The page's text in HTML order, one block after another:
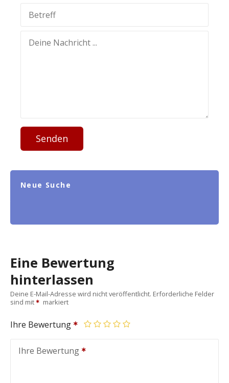
Senden
Neue Suche
Eine Bewertung
hinterlassen
Deine E-Mail-Adresse wird nicht veröffentlicht. Erforderliche Felder
sind mit
markiert
Ihre Bewertung
Ihre Bewertung